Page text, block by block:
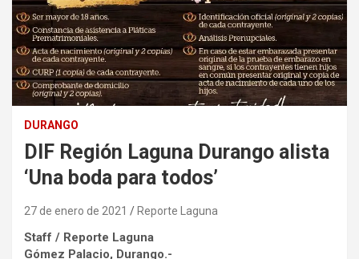
DURANGO
DIF Región Laguna Durango alista
‘Una boda para todos’
27 de enero de 2021 Reporte Laguna
Staff / Reporte Laguna
Gómez Palacio, Durango.-